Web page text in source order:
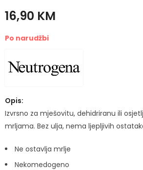
16,90 KM
Po narudžbi
Opis:
Izvrsno za mješovitu, dehidriranu ili
mrljama. Bez ulja, nema ljepljivih
Ne ostavlja mrlje
Nekomedogeno